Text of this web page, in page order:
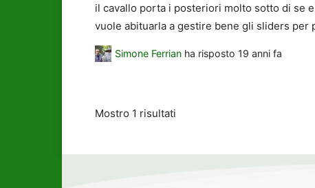
il cavallo porta i posteriori molto sotto di se
vuole abituarla a gestire bene gli sliders
Simone Ferrian ha risposto 19 anni fa
Mostro 1 risultati